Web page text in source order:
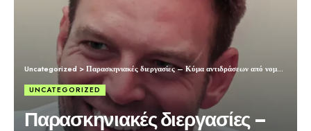
Uncategorized>Παρασκηνιακές διεργασίες – Κύμα αντιδράσεων από νομαρχιακές του ΣΥΡΙΖΑ υπέρ Κασσελάκη – Σε θέση μάχης αντιμαχόμενες πλευρές – Στα μαλακά ο Σπίρτζης
UNCATEGORIZED
Παρασκηνιακές διεργασίες –